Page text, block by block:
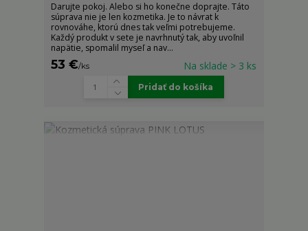
Darujte pokoj. Alebo si ho konečne doprajte. Táto
súprava nie je len kozmetika. Je to návrat k
rovnováhe, ktorú dnes tak veľmi potrebujeme.
Každý produkt v sete je navrhnutý tak, aby uvoľnil
napätie, spomalil myseľ a nav...
53 €/ks Na sklade > 3 ks
Pridať do košíka